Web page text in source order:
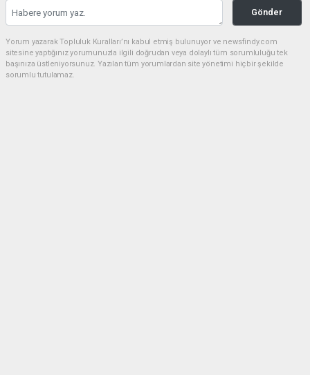
Gönder
Yorum yazarak Topluluk Kuralları’nı kabul etmiş bulunuyor ve newsfindy.com
sitesine yaptığınız yorumunuzla ilgili doğrudan veya dolaylı tüm sorumluluğu tek
başınıza üstleniyorsunuz. Yazılan tüm yorumlardan site yönetimi hiçbir şekilde
sorumlu tutulamaz.